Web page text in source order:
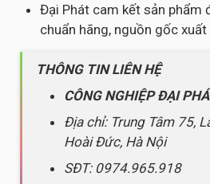
Đại Phát cam kết sản phẩm
chuẩn hãng, nguồn gốc
THÔNG TIN LIÊN HỆ
CÔNG NGHIỆP ĐẠI
Địa chỉ: Trung Tâm 75,
Hoài Đức, Hà Nội
SĐT: 0974.965.918